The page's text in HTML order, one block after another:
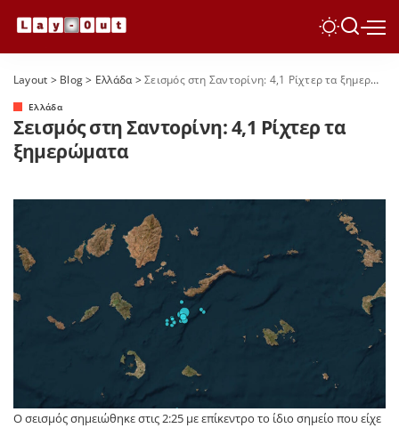
Layout > Blog> Ελλάδα>Σεισμός στη Σαντορίνη: 4,1 Ρίχτερ τα ξημερώματα
Ελλάδα
Σεισμός στη Σαντορίνη: 4,1 Ρίχτερ τα
ξημερώματα
Ο σεισμός σημειώθηκε στις 2:25 με επίκεντρο το ίδιο σημείο που είχε